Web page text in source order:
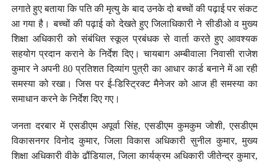
लगाते हुए बताया कि पति की मृत्यु के बाद उनके दो बच्चों की पढ़ाई पर संकट
आ गया है। बच्चों की पढ़ाई को देखते हुए जिलाधिकारी ने सीडीओ व मुख्य
शिक्षा अधिकारी को संबंधित स्कूल प्रबंधक से वार्ता करते हुए आवश्यक
सहयोग प्रदान कराने के निर्देश दिए। चायबाग अम्बीवाला निवासी राजेश
कुमार ने अपनी 80 प्रतिशत दिव्यांग पुत्री का आधार कार्ड बनाने में आ रही
समस्या को रखा। जिस पर ई-डिस्ट्रिक्ट मैनेजर को आज ही समस्या का
समाधान करने के निर्देश दिए गए।
जनता दरबार में एसडीएम अपूर्वा सिंह, एसडीएम कुमकुम जोशी, एसडीएम
विकासनगर विनोद कुमार, जिला विकास अधिकारी सुनील कुमार, मुख्य
शिक्षा अधिकारी वीके ढौंडियाल, जिला कार्यक्रम अधिकारी जीतेन्द्र कुमार,